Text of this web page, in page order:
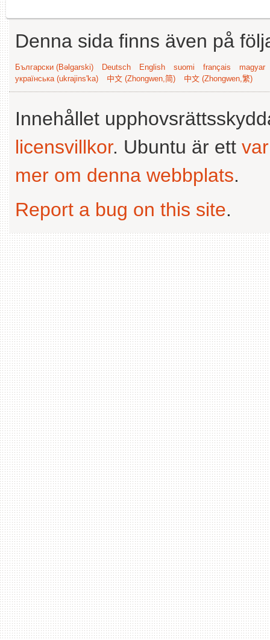
Denna sida finns även på
Български (Bəlgarski) Deutsch English suomi français
magyar
українська (ukrajins'ka)
中文 (Zhongwen,简) 中文 (Zhongwen,繁)
Innehållet
licensvillkor. Ubuntu är ett
mer om denna webbplats.
Report a bug on this site.